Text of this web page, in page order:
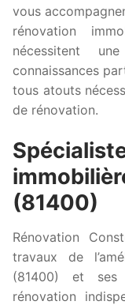
vous
rénovation
nécessitent
connaissances
tous atouts
de rénovation.
(81400)
Rénovation
travaux de
(81400) et ses
rénovation